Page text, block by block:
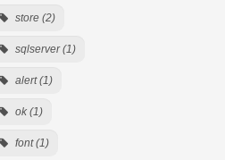
store (2)
sqlserver (1)
alert (1)
ok (1)
font (1)